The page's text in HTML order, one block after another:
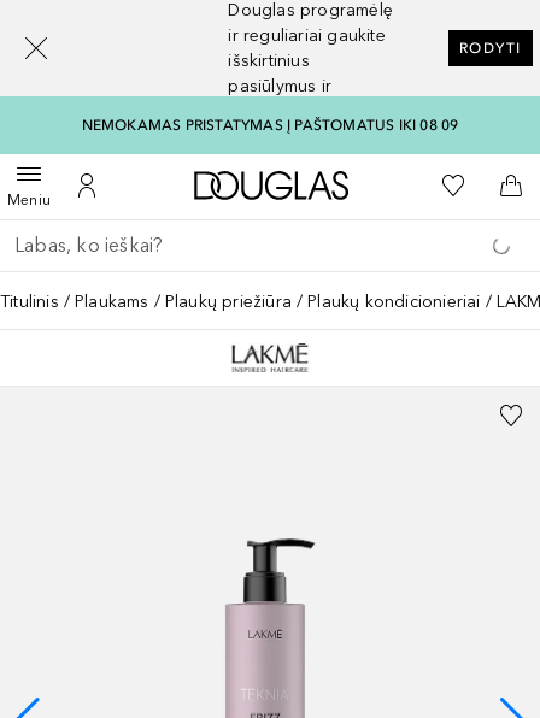
Douglas programėlę
ir reguliariai gaukite
išskirtinius
pasiūlymus ir
RODYTI
NEMOKAMAS PRISTATYMAS Į PAŠTOMATUS IKI 08 09
MeniuAtidaryti meniuĮ mano paskyrą
Į Douglas pagrindinį
Į mano
Į
Grįžk atgal
Vykdykite paiešką
Titulinis Plaukams Plaukų priežiūra Plaukų kondicionieriai
[navigation.slideout.screenreader]